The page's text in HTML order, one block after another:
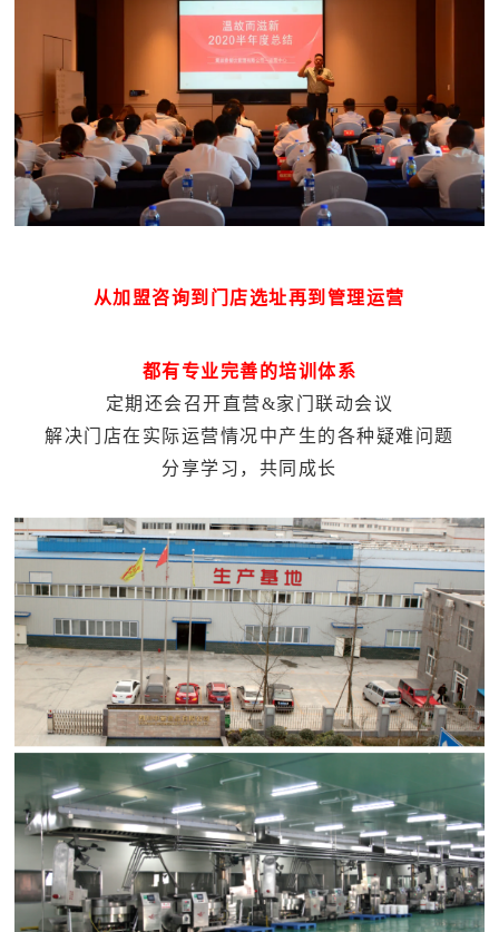
从加盟咨询到门店选址再到管理运营
都有专业完善的培训体系
定期还会召开直营&家门联动会议
解决门店在实际运营情况中产生的各种疑难问题
分享学习，共同成长